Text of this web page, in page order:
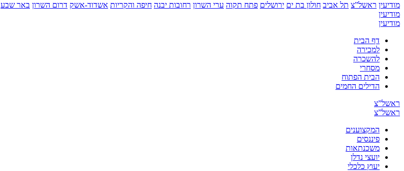
מודיעין ראשל”צ תל אביב חולון בת ים ירושלים פתח תקוה ערי השרון רחובות יבנה חיפה והקריות אשדוד-אשק דרום השרון באר שבע
מודיעין
מודיעין
דף הבית
למכירה
להשכרה
מסחרי
הבית הפתוח
הדילים החמים
ראשל”צ
ראשל”צ
המקצוענים
פיננסים
משכנתאות
יועצי נדלן
יעוץ כלכלי